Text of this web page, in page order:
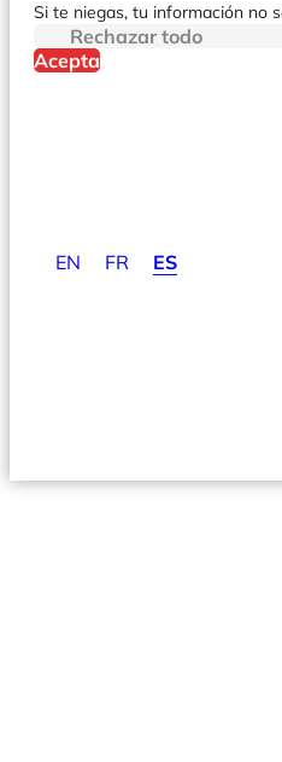
EN FR ES
Si te niegas, tu información no
Rechazar todo
Acepta